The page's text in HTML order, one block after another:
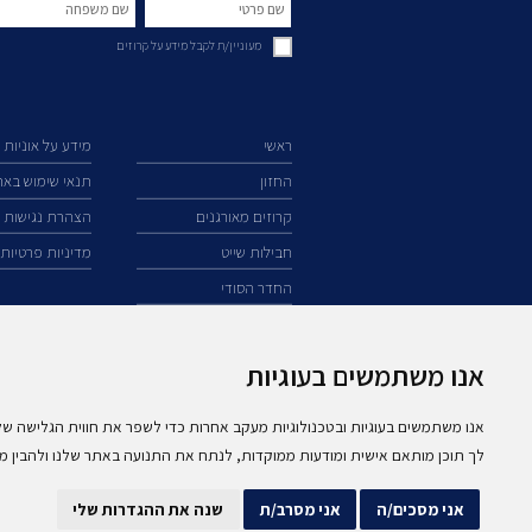
אנו משתמשים בעוגיות
אנו משתמשים בעוגיות ובטכנולוגיות מעקב אחרות כדי לשפר את חווית הגלישה
לך תוכן מותאם אישית ומודעות ממוקדות, לנתח את התנועה באתר שלנו ולהבין
אני מסכים/ה אני מסרב/ת שנה את ההגדרות שלי
מעוניין/ת לקבל מידע על קרוזים
ראשי
החזון
קרוזים מאורגנים
חבילות שייט
החדר הסודי
מידע על אוניות
תנאי שימוש
הצהרת נגישות
מדיניות פרטיות
074-
* התמונות באתר הינן להמחשה בלבד